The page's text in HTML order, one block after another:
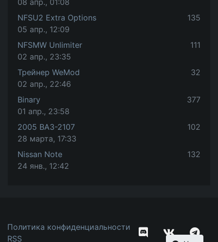
08 апр., 01:08
NFSU2 Extra Options
05 апр., 12:09
135
NFSMW Unlimiter
02 апр., 23:35
111
Трейнер WeMod
02 апр., 22:46
32
Binary
01 апр., 23:58
377
2005 ВАЗ-2107
28 марта, 17:33
102
Nissan Note
24 янв., 12:42
132
Политика конфиденциальности
RSS